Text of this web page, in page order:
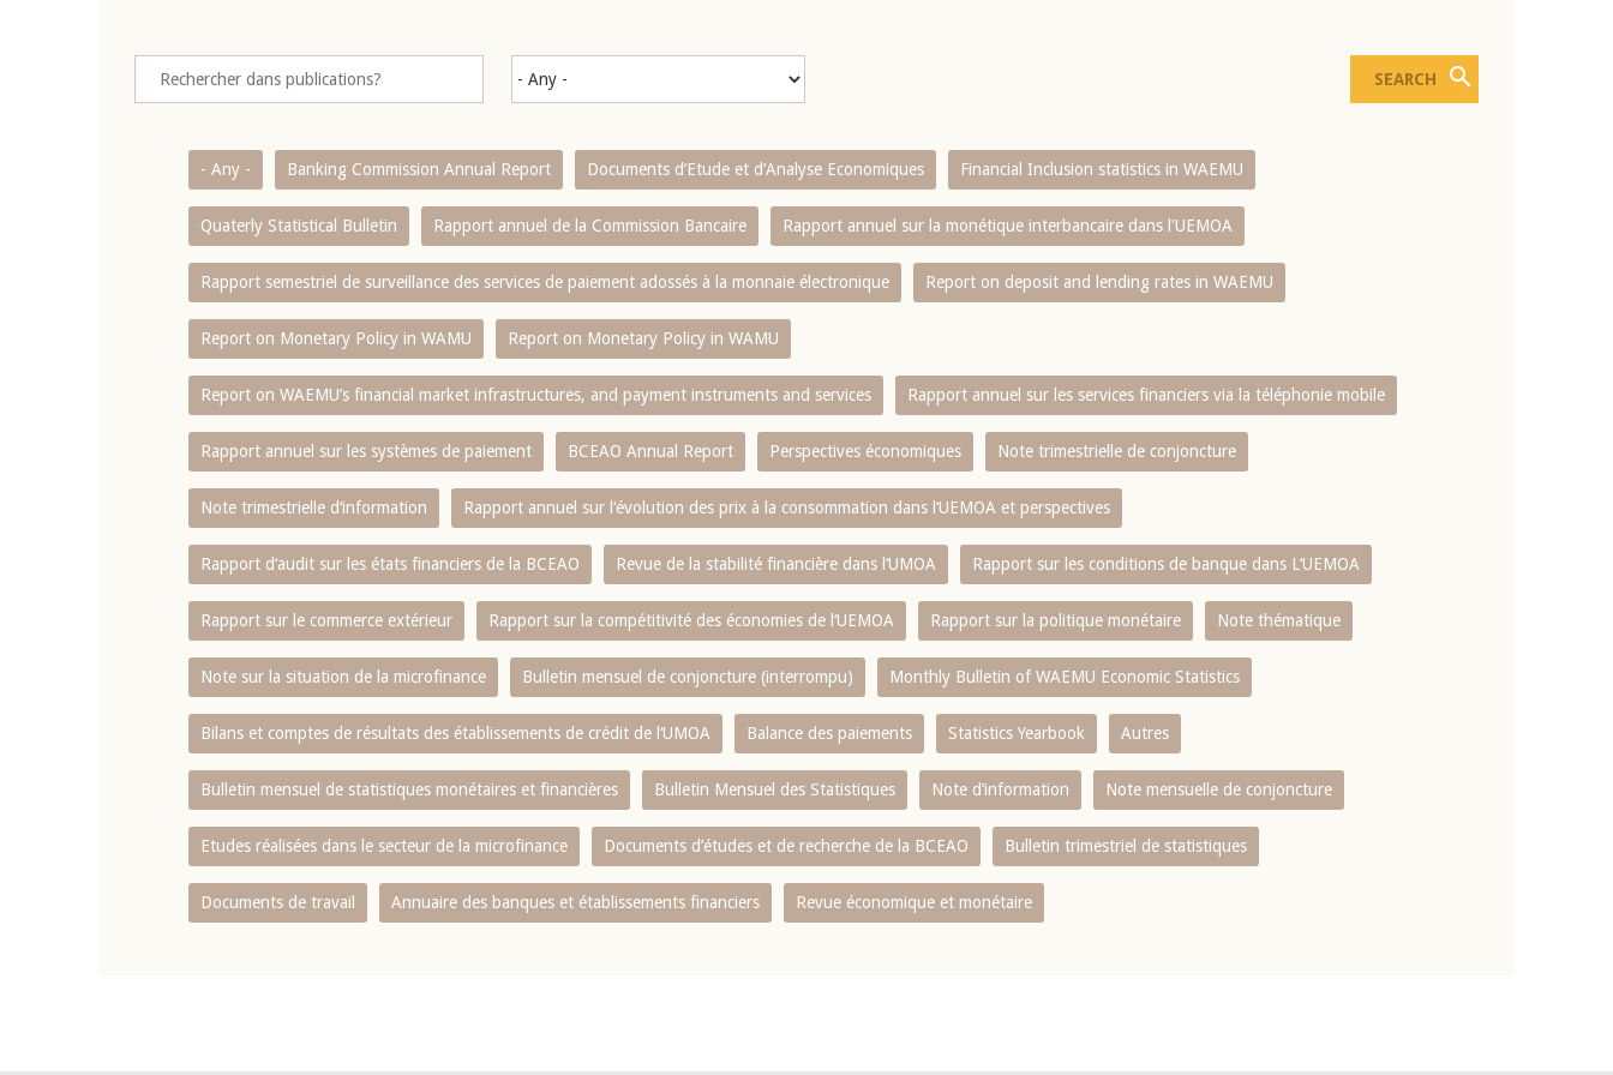
- Any - Banking Commission Annual Report Documents d’Etude et d’Analyse Economiques Financial Inclusion statistics in WAEMU
Quaterly Statistical Bulletin Rapport annuel de la Commission Bancaire Rapport annuel sur la monétique interbancaire dans l'UEMOA
Rapport semestriel de surveillance des services de paiement adossés à la monnaie électronique Report on deposit and lending rates in WAEMU
Report on Monetary Policy in WAMU Report on Monetary Policy in WAMU
Report on WAEMU’s financial market infrastructures, and payment instruments and services Rapport annuel sur les services financiers via la téléphonie mobile
Rapport annuel sur les systèmes de paiement BCEAO Annual Report Perspectives économiques Note trimestrielle de conjoncture
Note trimestrielle d‘information Rapport annuel sur l‘évolution des prix à la consommation dans l‘UEMOA et perspectives
Rapport d‘audit sur les états financiers de la BCEAO Revue de la stabilité financière dans l‘UMOA Rapport sur les conditions de banque dans L‘UEMOA
Rapport sur le commerce extérieur Rapport sur la compétitivité des économies de l‘UEMOA Rapport sur la politique monétaire Note thématique
Note sur la situation de la microfinance Bulletin mensuel de conjoncture (interrompu) Monthly Bulletin of WAEMU Economic Statistics
Bilans et comptes de résultats des établissements de crédit de l‘UMOA Balance des paiements Statistics Yearbook Autres
Bulletin mensuel de statistiques monétaires et financières Bulletin Mensuel des Statistiques Note d’information Note mensuelle de conjoncture
Etudes réalisées dans le secteur de la microfinance Documents d’études et de recherche de la BCEAO Bulletin trimestriel de statistiques
Documents de travail Annuaire des banques et établissements financiers Revue économique et monétaire